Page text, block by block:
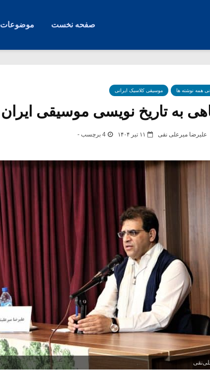
صفحه نخست موضوعات
همه نوشته ها موسیقی کلاسیک ایرانی
به تاریخ نویسی موسیقی ایران
علیرضا میرعلی نقی ۱۱ تیر ۱۴۰۴ 4 برچسب -